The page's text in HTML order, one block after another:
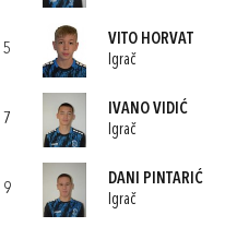
5
VITO HORVAT
Igrač
7
IVANO VIDIĆ
Igrač
9
DANI PINTARIĆ
Igrač